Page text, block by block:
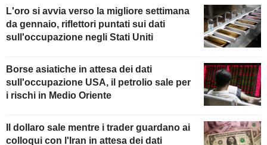
L'oro si avvia verso la migliore settimana
da gennaio, riflettori puntati sui dati
sull'occupazione negli Stati Uniti
Borse asiatiche in attesa dei dati
sull'occupazione USA, il petrolio sale per
i rischi in Medio Oriente
Il dollaro sale mentre i trader guardano ai
colloqui con l'Iran in attesa dei dati